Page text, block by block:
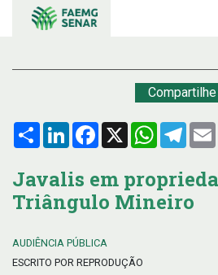
Compartilhe
Compartilhar
LinkedInFacebook
X WhatsApp
Javalis em
Triângulo Mineiro
AUDIÊNCIA PÚBLICA
ESCRITO POR REPRODUÇÃO